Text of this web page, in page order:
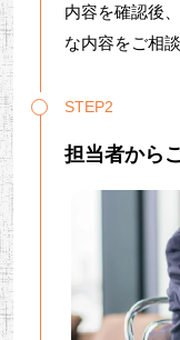
内容を確認後
な内容をご相
STEP2
担当者から